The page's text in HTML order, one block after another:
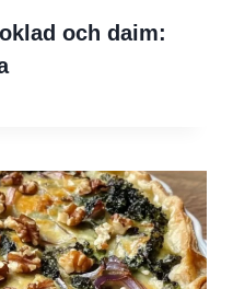
och daim: